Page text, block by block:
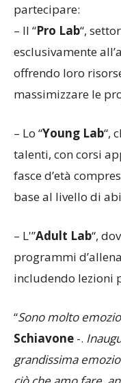
partecipare:
– Il “Pro Lab“,
esclusivamente
offrendo loro
massimizzare le
– Lo “Young Lab“,
talenti, con corsi
fasce d’età
base al livello di
– L'”Adult Lab“,
programmi
includendo lezioni
“Sono molto
Schiavone -.
grandissima